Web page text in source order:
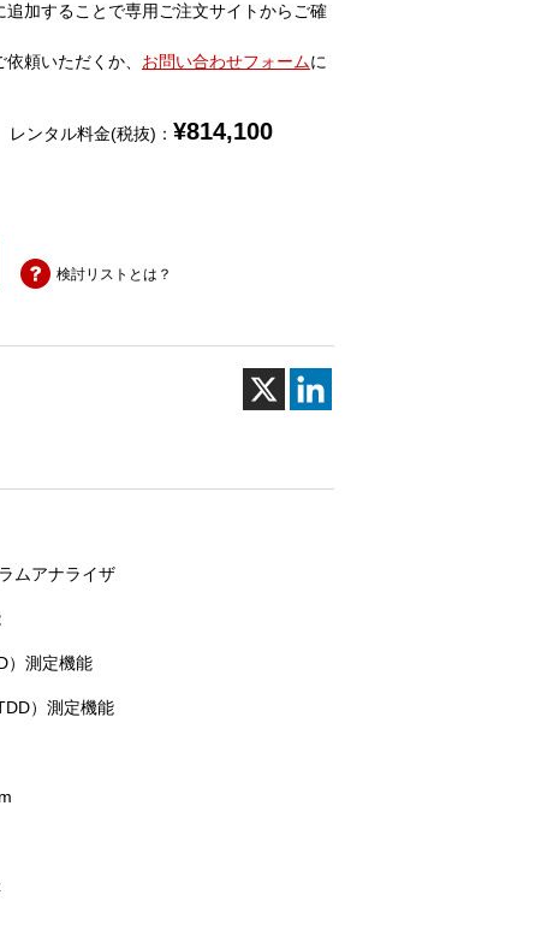
加することで専用ご注文サイトからご確
頼いただくか、 お問い合わせフォームに
レンタル料金(税抜)： ¥814,100
検討リストとは？
ムアナライザ
）測定機能
）測定機能